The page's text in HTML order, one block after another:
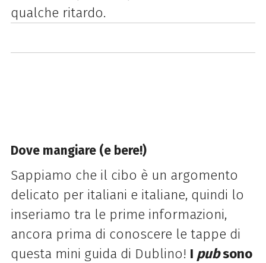
qualche ritardo.
Dove mangiare (e bere!)
Sappiamo che il cibo è un argomento
delicato per italiani e italiane, quindi lo
inseriamo tra le prime informazioni,
ancora prima di conoscere le tappe di
questa mini guida di Dublino! I pubsono